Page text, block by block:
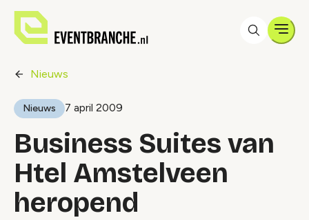
Nieuws
Nieuws 7 april 2009
Business Suites van
Htel Amstelveen
heropend